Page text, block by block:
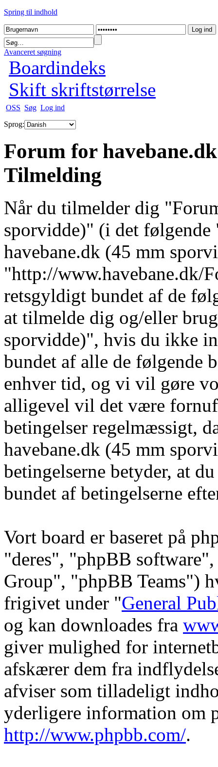
Spring til indhold
Avanceret søgning
Boardindeks
Skift skriftstørrelse
OSS Søg Log ind
Sprog:
Forum for
Tilmelding
Når du tilmelder dig
sporvidde)" (i det
havebane.dk (45 mm
"http://
retsgyldigt bundet af de
at tilmelde dig og/eller
sporvidde)", hvis du ikke
bundet af alle de følgende
enhver tid, og vi vil gøre
alligevel vil det være
betingelser regelmæssigt,
havebane.dk (45 mm
betingelserne betyder, at
bundet af betingelserne
Vort board er baseret på
"deres", "phpBB
Group", "phpBB Teams")
frigivet under "General
og kan downloades fra
giver mulighed for
afskærer dem fra
afviser som tilladeligt
yderligere information om
http://www.phpbb.com/.